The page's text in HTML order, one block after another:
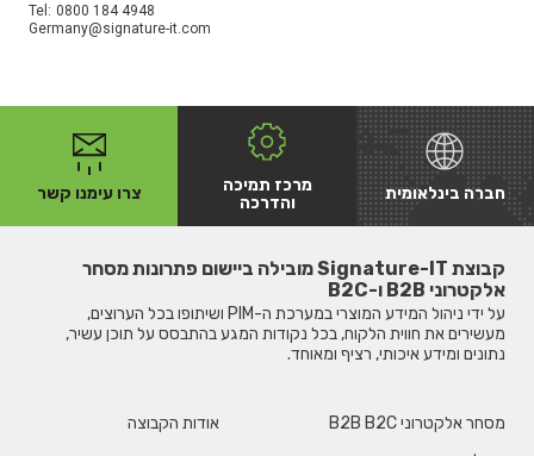
Tel: 0800 184 4948
Germany@signature-it.com
חברה בינלאומית
מרכז תמיכה
והדרכה
צרו עימנו קשר
קבוצת Signature-IT מובילה ביישום פתרונות מסחר
אלקטרוני B2B ו-B2C
על ידי ניהול המידע המוצרי במערכת ה-PIM ושיתופו בכל הערוצים,
מעשירים את חווית הלקוח, בכל נקודות המגע בהתבסס על תוכן עשיר,
נתונים ומידע איכותי, רציף ומאוחד.
מסחר אלקטרוני B2B B2C
אודות הקבוצה